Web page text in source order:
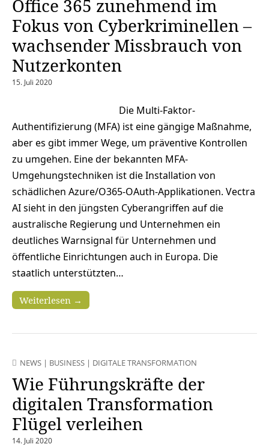
Office 365 zunehmend im
Fokus von Cyberkriminellen –
wachsender Missbrauch von
Nutzerkonten
15. Juli 2020
Die Multi-Faktor-
Authentifizierung (MFA) ist eine gängige Maßnahme,
aber es gibt immer Wege, um präventive Kontrollen
zu umgehen. Eine der bekannten MFA-
Umgehungstechniken ist die Installation von
schädlichen Azure/O365-OAuth-Applikationen. Vectra
AI sieht in den jüngsten Cyberangriffen auf die
australische Regierung und Unternehmen ein
deutliches Warnsignal für Unternehmen und
öffentliche Einrichtungen auch in Europa. Die
staatlich unterstützten…
Weiterlesen →
NEWS | BUSINESS | DIGITALE TRANSFORMATION
Wie Führungskräfte der
digitalen Transformation
Flügel verleihen
14. Juli 2020